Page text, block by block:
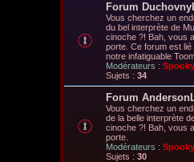
Forum
Vous cherchez un
du bel interprète de
cinoche ?! Bah, vous
porte. Ce forum est lié
notre infatiguable
Modérateurs :
Sujets : 34
Forum
Vous cherchez un
de la belle interprète
cinoche ?! Bah, vous
porte.
Modérateurs :
Sujets : 30